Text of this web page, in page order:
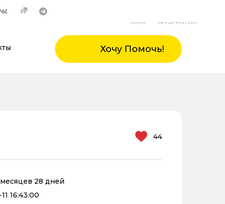
ВХОД РЕГИСТРАЦИЯ
Хочу Помочь!
44
28 дней
16:43:00